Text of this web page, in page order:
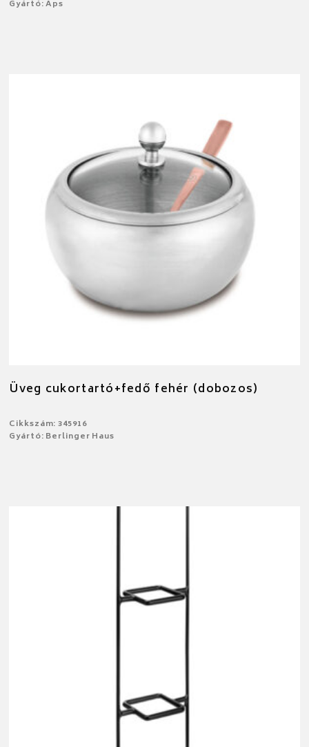
Gyártó: Aps
Üveg cukortartó+fedő fehér (dobozos)
Cikkszám: 345916
Gyártó: Berlinger Haus